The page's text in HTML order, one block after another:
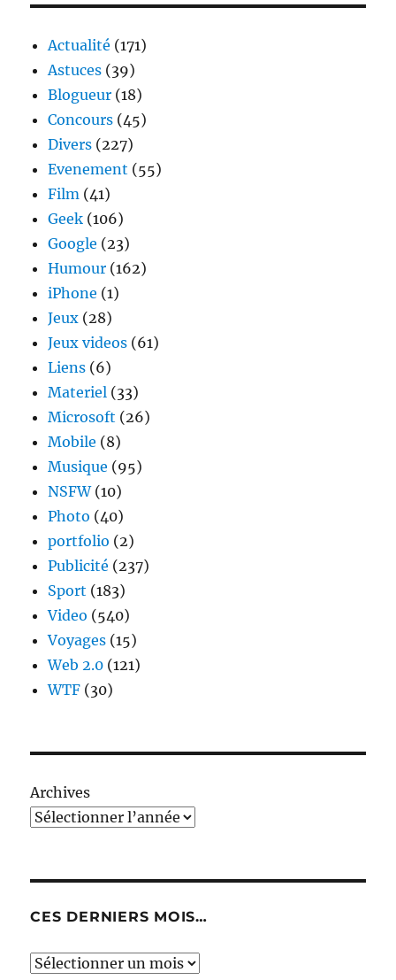
Actualité (171)
Astuces (39)
Blogueur (18)
Concours (45)
Divers (227)
Evenement (55)
Film (41)
Geek (106)
Google (23)
Humour (162)
iPhone (1)
Jeux (28)
Jeux videos (61)
Liens (6)
Materiel (33)
Microsoft (26)
Mobile (8)
Musique (95)
NSFW(10)
Photo (40)
portfolio (2)
Publicité (237)
Sport (183)
Video (540)
Voyages (15)
Web 2.0 (121)
WTF (30)
Archives
CES DERNIERS MOIS…
Ces